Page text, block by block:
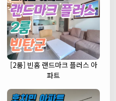
[2룸] 빈홈 랜드마크 플러스 아
파트